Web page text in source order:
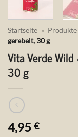
Startseite » Produkte
gerebelt, 30 g
Vita Verde
30 g
4,95 €